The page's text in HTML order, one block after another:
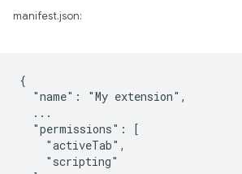
manifest.json:
{
  "name": "My extension",
  ...
  "permissions": [
    "activeTab",
    "scripting"